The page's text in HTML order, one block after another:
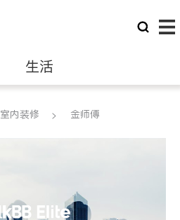
生活
律师
会计师
室内装修 金师傅